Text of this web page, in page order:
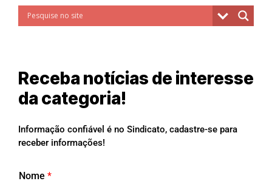
Receba notícias de interesse
da categoria!
Informação confiável é no Sindicato, cadastre-se para
receber informações!
Nome *